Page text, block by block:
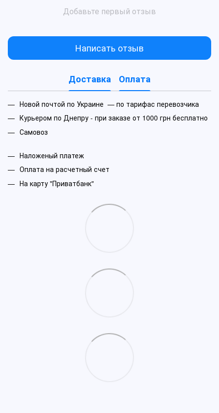
Добавьте первый отзыв
Написать отзыв
Доставка Оплата
Новой почтой по Украине — по тарифас перевозчика
Курьером по Днепру - при заказе от 1000 грн бесплатно
Самовоз
Наложеный платеж
Оплата на расчетный счет
На карту "Приватбанк"